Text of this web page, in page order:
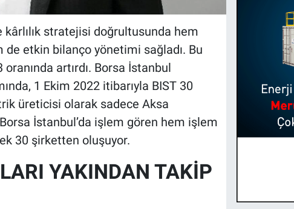
stratejisi doğrultusunda hem
de etkin bilanço yönetimi sağladı. Bu
artırdı. Borsa İstanbul
1 Ekim 2022 itibarıyla BIST 30
üreticisi olarak sadece Aksa
Borsa İstanbul’da işlem gören hem işlem
30 şirketten oluşuyor.
YAKINDAN TAKİP